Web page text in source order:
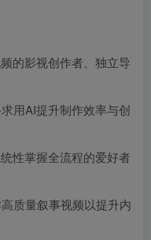
的影视创作者、独立导
用AI提升制作效率与创
性掌握全流程的爱好者
质量叙事视频以提升内